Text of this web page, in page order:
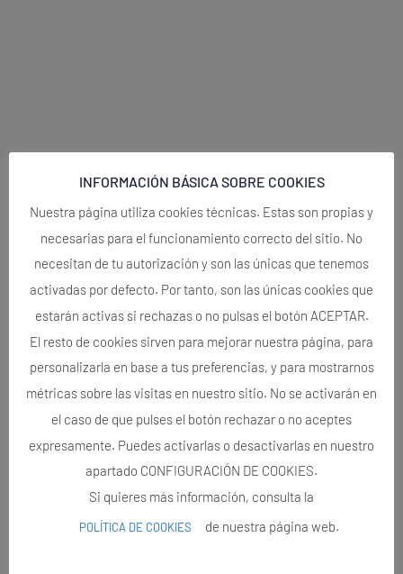
INFORMACIÓN BÁSICA SOBRE COOKIES
Nuestra página utiliza cookies técnicas. Estas son propias y
necesarias para el funcionamiento correcto del sitio. No
necesitan de tu autorización y son las únicas que tenemos
activadas por defecto. Por tanto, son las únicas cookies que
estarán activas si rechazas o no pulsas el botón ACEPTAR.
El resto de cookies sirven para mejorar nuestra página, para
personalizarla en base a tus preferencias, y para mostrarnos
métricas sobre las visitas en nuestro sitio. No se activarán en
el caso de que pulses el botón rechazar o no aceptes
expresamente. Puedes activarlas o desactivarlas en nuestro
apartado CONFIGURACIÓN DE COOKIES.
Si quieres más información, consulta la
POLÍTICA DE COOKIES de nuestra página web.